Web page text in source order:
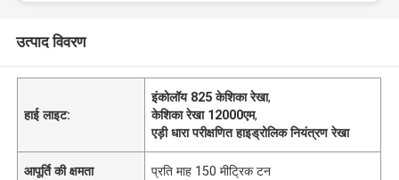
उत्पाद विवरण
हाई लाइट:
इंकोलॉय 825 केशिका रेखा,
केशिका रेखा 12000एम,
एड़ी धारा परीक्षणित हाइड्रोलिक नियंत्रण रेखा
आपूर्ति की क्षमता प्रति माह 150 मीट्रिक टन